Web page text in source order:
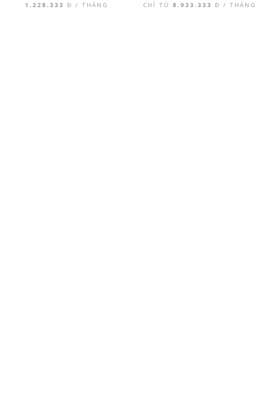
1.228.333 Đ / THÁNG
CHỈ TỪ 8.933.333 Đ / THÁNG